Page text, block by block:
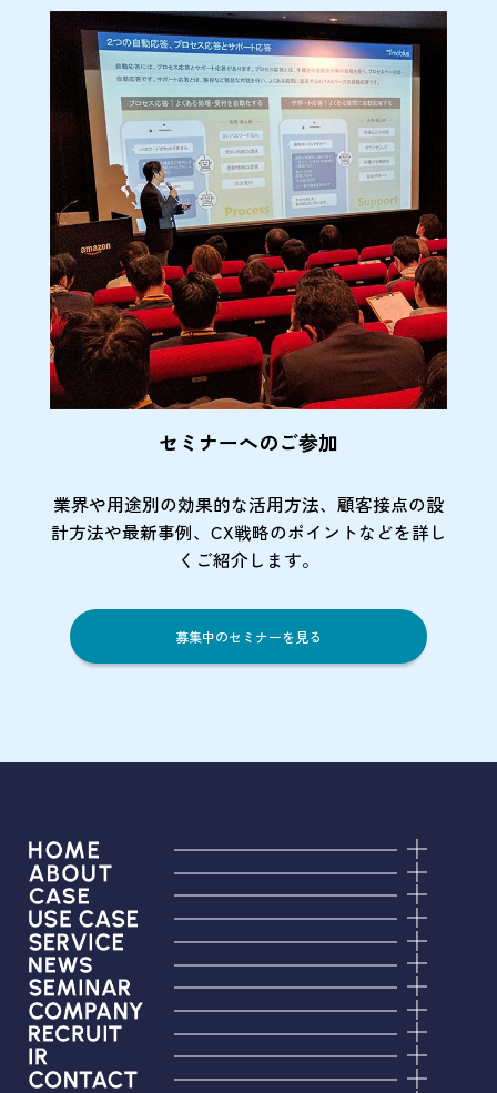
セミナーへのご参加
業界や用途別の効果的な活用方法、顧客接点の設
計方法や最新事例、CX戦略のポイントなどを詳し
くご紹介します。
募集中のセミナーを見る